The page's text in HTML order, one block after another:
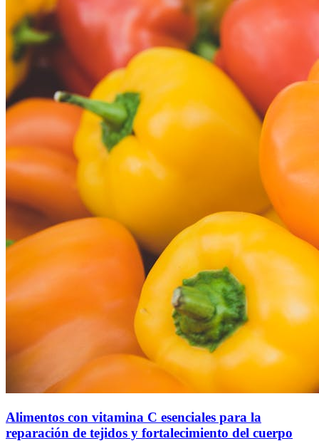
Alimentos con vitamina C esenciales para la
reparación de tejidos y fortalecimiento del cuerpo